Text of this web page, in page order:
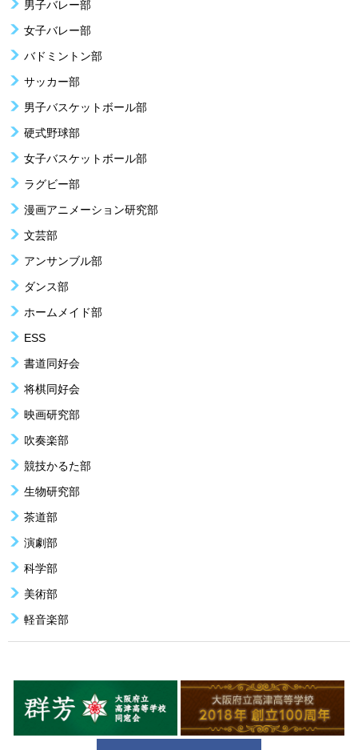
男子バレー部
女子バレー部
バドミントン部
サッカー部
男子バスケットボール部
硬式野球部
女子バスケットボール部
ラグビー部
漫画アニメーション研究部
文芸部
アンサンブル部
ダンス部
ホームメイド部
ESS
書道同好会
将棋同好会
映画研究部
吹奏楽部
競技かるた部
生物研究部
茶道部
演劇部
科学部
美術部
軽音楽部